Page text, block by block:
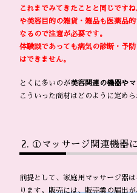
これまでみてきたことと同じです
や美容目的の雑貨・雑品も医薬品
なるので注意が必要です。
体験談であっても病気の診断・予
はできません。
とくに多いのが美容関連の機器や
こういった商材はどのように定めら
①マッサージ関連機器
前提として、家庭用マッサージ器は
ります。 販売には、販売業の届出